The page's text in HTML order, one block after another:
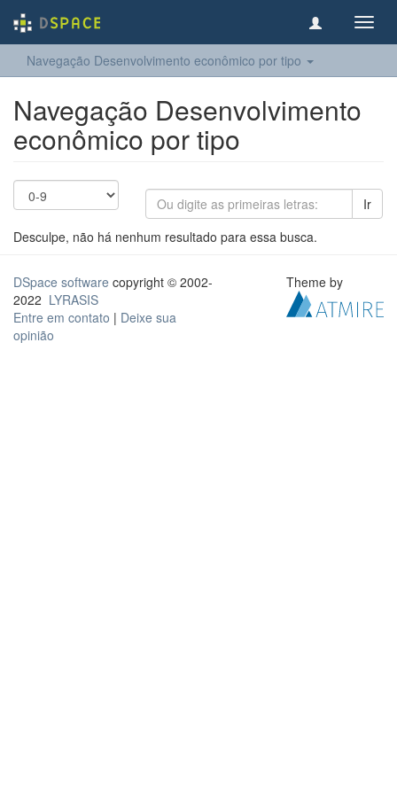
Navegação Desenvolvimento econômico por tipo
Navegação Desenvolvimento
econômico por tipo
Ir
Desculpe, não há nenhum resultado para essa busca.
DSpace software copyright © 2002-
2022 LYRASIS
Entre em contato | Deixe sua
opinião
Theme by